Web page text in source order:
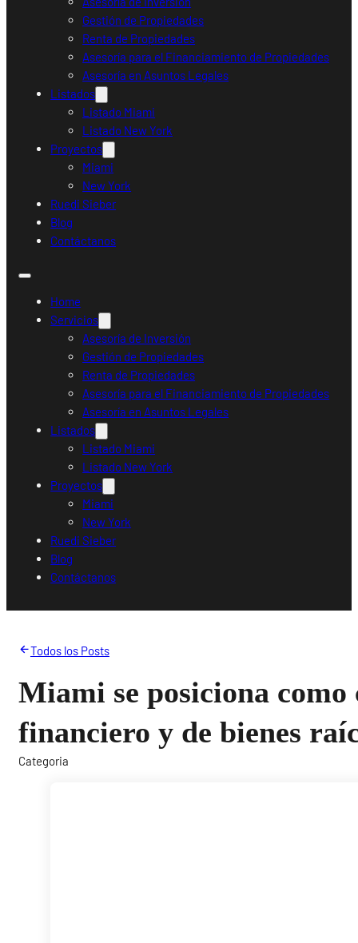
Gestión de Propiedades
Renta de Propiedades
Asesoría para el Financiamiento de Propiedades
Asesoría en Asuntos Legales
Listados
Listado Miami
Listado New York
Proyectos
Miami
New York
Ruedi Sieber
Blog
Contáctanos
Home
Servicios
Asesoría de Inversión
Gestión de Propiedades
Renta de Propiedades
Asesoría para el Financiamiento de Propiedades
Asesoría en Asuntos Legales
Listados
Listado Miami
Listado New York
Proyectos
Miami
New York
Ruedi Sieber
Blog
Contáctanos
Todos los Posts
Miami se posiciona como
financiero y de bienes
Categoria